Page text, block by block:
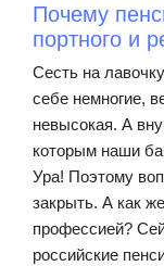
Почему
портного и
Сесть на
себе немногие,
невысокая. А
которым наши
Ура! Поэтому
закрыть. А как
профессией?
российские